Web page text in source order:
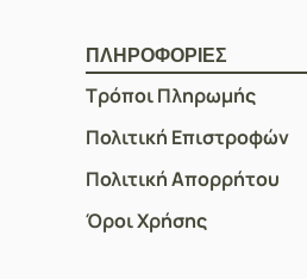
ΠΛΗΡΟΦΟΡΙΕΣ
Τρόποι Πληρωμής
Πολιτική Επιστροφών
Πολιτική Απορρήτου
Όροι Χρήσης